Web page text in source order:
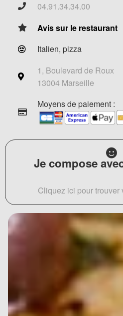
04.91.34.34.00
Avis sur le restaurant
Italien, pizza
1, Boulevard de Roux
13004 Marseille
Moyens de paiement :
Je compose
Cliquez ici pour trouver